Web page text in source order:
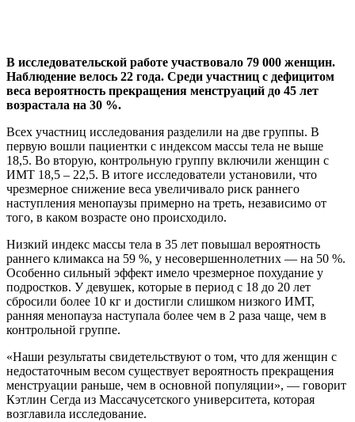
В исследовательской работе участвовало 79 000 женщин.
Наблюдение велось 22 года. Среди участниц с дефицитом
веса вероятность прекращения менструаций до 45 лет
возрастала на 30 %.
Всех участниц исследования разделили на две группы. В
первую вошли пациентки с индексом массы тела не выше
18,5. Во вторую, контрольную группу включили женщин с
ИМТ 18,5 – 22,5. В итоге исследователи установили, что
чрезмерное снижение веса увеличивало риск раннего
наступления менопаузы примерно на треть, независимо от
того, в каком возрасте оно происходило.
Низкий индекс массы тела в 35 лет повышал вероятность
раннего климакса на 59 %, у несовершеннолетних — на 50 %.
Особенно сильный эффект имело чрезмерное похудание у
подростков. У девушек, которые в период с 18 до 20 лет
сбросили более 10 кг и достигли слишком низкого ИМТ,
ранняя менопауза наступала более чем в 2 раза чаще, чем в
контрольной группе.
«Наши результаты свидетельствуют о том, что для женщин с
недостаточным весом существует вероятность прекращения
менструации раньше, чем в основной популяции», — говорит
Кэтлин Сегда из Массачусетского университета, которая
возглавила исследование.